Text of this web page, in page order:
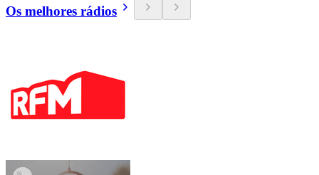
Os melhores rádios